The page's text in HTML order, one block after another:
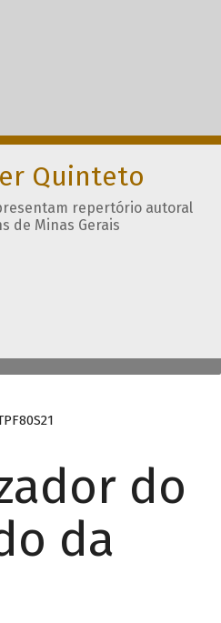
Quinteto
repertório autoral
de Minas Gerais
do
da